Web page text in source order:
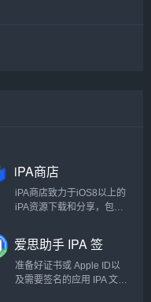
iPA商店
iPA商店致力于iOS8以上的
iPA资源下载和分享，包括
破解版iPA、砸壳IPA等资
源的分享和下载，做最稳
定最优秀的iPA下载网站。
爱思助手 IPA 签
名教程
准备好证书或 Apple ID以
及需要签名的应用 IPA 文